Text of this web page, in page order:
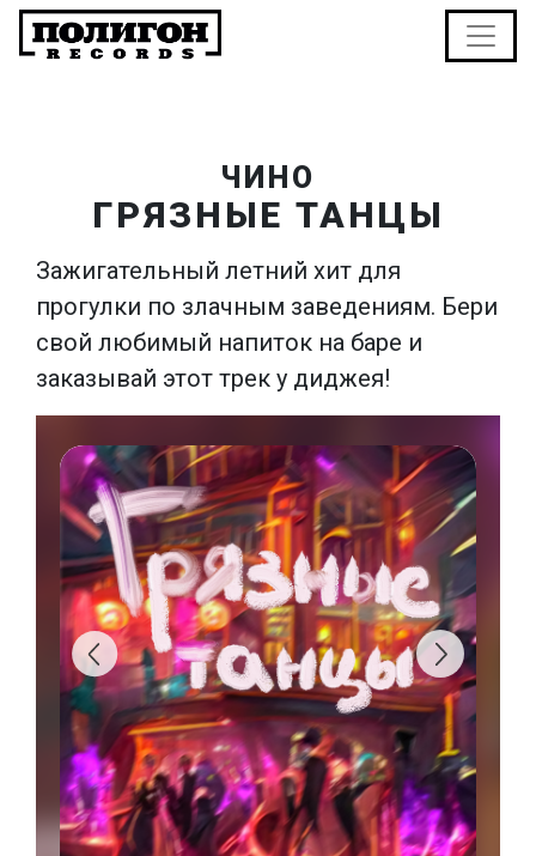
ЧИНО
ГРЯЗНЫЕ ТАНЦЫ
Зажигательный летний хит для
прогулки по злачным заведениям. Бери
свой любимый напиток на баре и
заказывай этот трек у диджея!